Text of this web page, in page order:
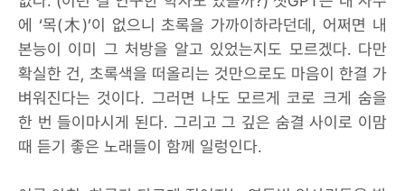
에 ‘목(木)’이 없으니 초록을 가까이하라던데, 어쩌면 내
본능이 이미 그 처방을 알고 있었는지도 모르겠다. 다만
확실한 건, 초록색을 떠올리는 것만으로도 마음이 한결 가
벼워진다는 것이다. 그러면 나도 모르게 코로 크게 숨을
한 번 들이마시게 된다. 그리고 그 깊은 숨결 사이로 이맘
때 듣기 좋은 노래들이 함께 일렁인다.